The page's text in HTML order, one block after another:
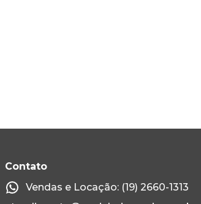
Contato
Vendas e Locação: (19) 2660-1313